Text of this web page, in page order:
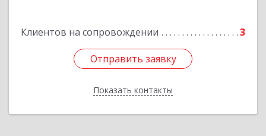
Клиентов на сопровождении 3
Отправить заявку
Показать контакты
Отправить заявку
Назад